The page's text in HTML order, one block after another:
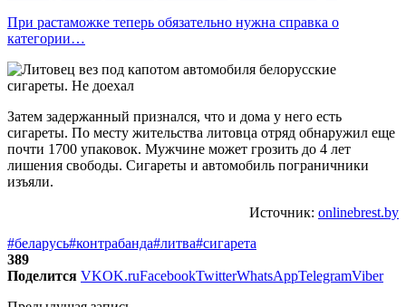
При растаможке теперь обязательно нужна справка о
категории…
Затем задержанный признался, что и дома у него есть
сигареты. По месту жительства литовца отряд обнаружил еще
почти 1700 упаковок. Мужчине может грозить до 4 лет
лишения свободы. Сигареты и автомобиль пограничники
изъяли.
Источник: onlinebrest.by
#беларусь#контрабанда#литва#сигарета
389
Поделится VKOK.ruFacebookTwitterWhatsAppTelegramViber